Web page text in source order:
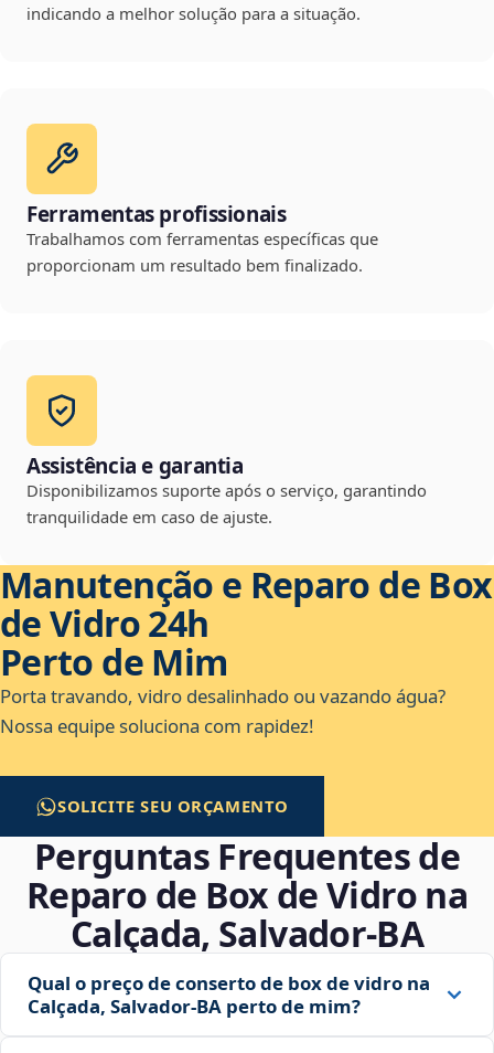
indicando a melhor solução para a situação.
Ferramentas profissionais
Trabalhamos com ferramentas específicas que
proporcionam um resultado bem finalizado.
Assistência e garantia
Disponibilizamos suporte após o serviço, garantindo
tranquilidade em caso de ajuste.
Manutenção e Reparo de Box
de Vidro 24h
Perto de Mim
Porta travando, vidro desalinhado ou vazando água?
Nossa equipe soluciona com rapidez!
SOLICITE SEU ORÇAMENTO
Perguntas Frequentes de
Reparo de Box de Vidro na
Calçada, Salvador‑BA
Qual o preço de conserto de box de vidro na
Calçada, Salvador‑BA perto de mim?